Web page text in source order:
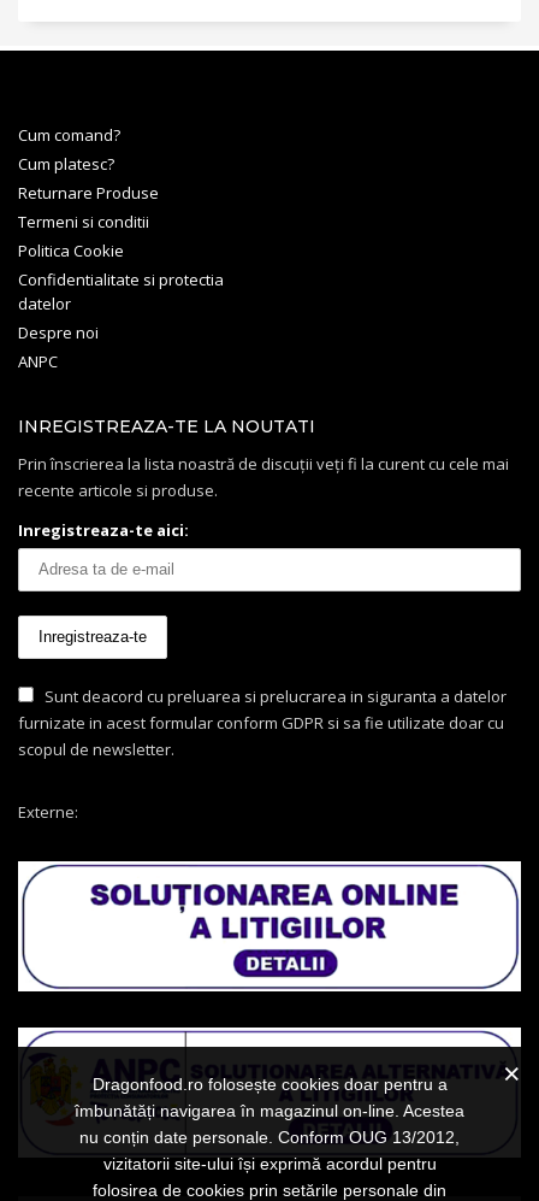
Cum comand?
Cum platesc?
Returnare Produse
Termeni si conditii
Politica Cookie
Confidentialitate si protectia
datelor
Despre noi
ANPC
INREGISTREAZA-TE LA NOUTATI
Prin înscrierea la lista noastră de discuții veți fi la curent cu cele mai
recente articole si produse.
Inregistreaza-te aici:
Sunt deacord cu preluarea si prelucrarea in siguranta a datelor
furnizate in acest formular conform GDPR si sa fie utilizate doar cu
scopul de newsletter.
Externe:
Dragonfood.ro folosește cookies doar pentru a
îmbunătăți navigarea în magazinul on-line. Acestea
nu conțin date personale. Conform OUG 13/2012,
vizitatorii site-ului își exprimă acordul pentru
folosirea de cookies prin setările personale din